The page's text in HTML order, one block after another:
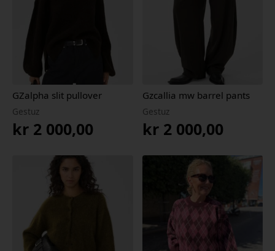
GZalpha slit pullover
Gestuz
kr 2 000,00
Gzcallia mw barrel pants
Gestuz
kr2 000,00